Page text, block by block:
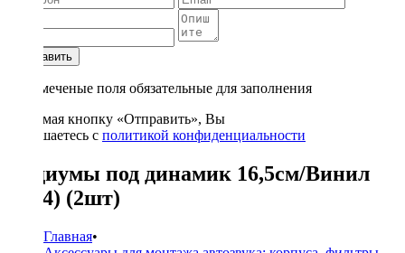
Отправить
* - отмеченые поля обязательные для заполнения
Нажимая кнопку «Отправить», Вы
соглашаетесь с политикой конфиденциальности
Подиумы под динамик 16,5см/Винил
(H24) (2шт)
Главная•